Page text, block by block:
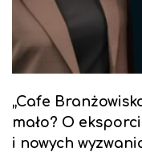
„Cafe
mało? O
i nowych